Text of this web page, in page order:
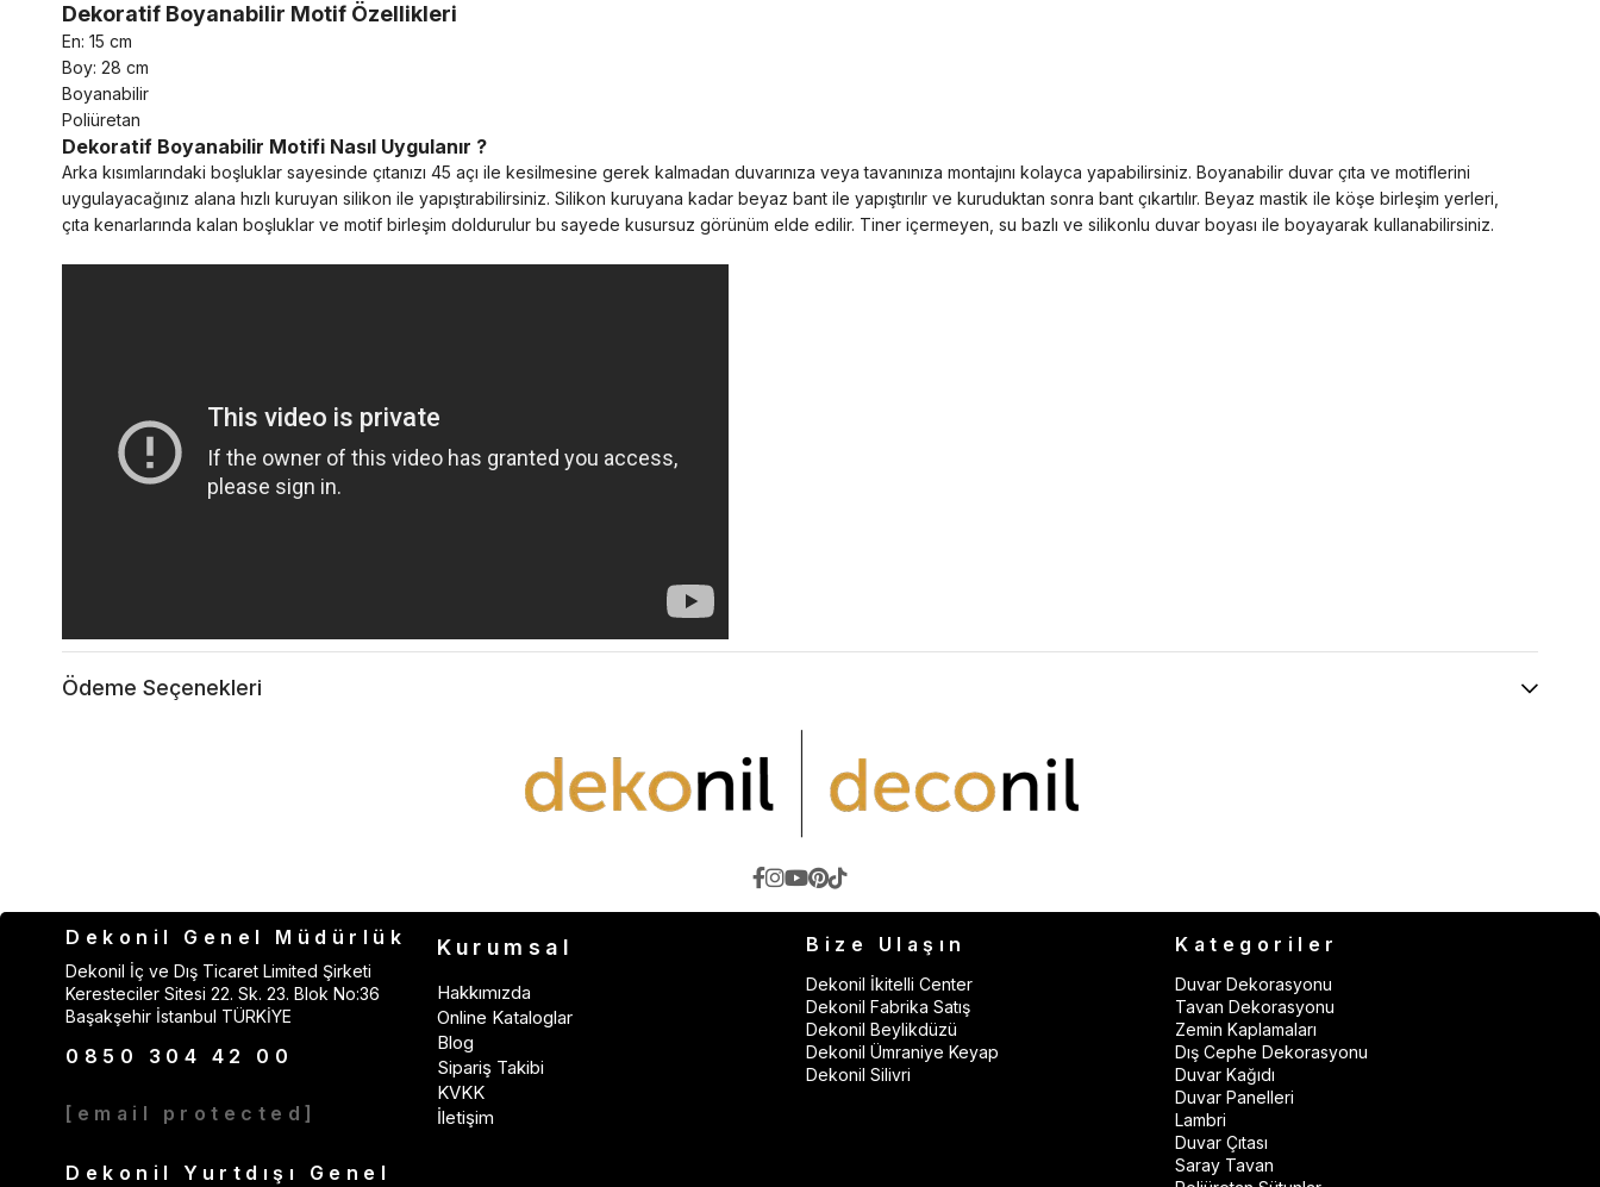
Dekoratif Boyanabilir Motif Özellikleri
En: 15 cm
Boy: 28 cm
Boyanabilir
Poliüretan
Dekoratif Boyanabilir Motifi Nasıl Uygulanır ?
Arka kısımlarındaki boşluklar sayesinde çıtanızı 45 açı ile kesilmesine gerek kalmadan duvarınıza veya tavanınıza montajını kolayca yapabilirsiniz. Boyanabilir duvar çıta ve motiflerini
uygulayacağınız alana hızlı kuruyan silikon ile yapıştırabilirsiniz. Silikon kuruyana kadar beyaz bant ile yapıştırılır ve kuruduktan sonra bant çıkartılır. Beyaz mastik ile köşe birleşim yerleri,
çıta kenarlarında kalan boşluklar ve motif birleşim doldurulur bu sayede kusursuz görünüm elde edilir. Tiner içermeyen, su bazlı ve silikonlu duvar boyası ile boyayarak kullanabilirsiniz.
Ödeme Seçenekleri
Dekonil Genel Müdürlük
Dekonil İç ve Dış Ticaret Limited Şirketi
Keresteciler Sitesi 22. Sk. 23. Blok No:36
Başakşehir İstanbul TÜRKİYE
0850 304 42 00
[email protected]
Dekonil Yurtdışı Genel
Kurumsal
Hakkımızda
Online Kataloglar
Blog
Sipariş Takibi
KVKK
İletişim
Bize Ulaşın
Dekonil İkitelli Center
Dekonil Fabrika Satış
Dekonil Beylikdüzü
Dekonil Ümraniye Keyap
Dekonil Silivri
Kategoriler
Duvar Dekorasyonu
Tavan Dekorasyonu
Zemin Kaplamaları
Dış Cephe Dekorasyonu
Duvar Kağıdı
Duvar Panelleri
Lambri
Duvar Çıtası
Saray Tavan